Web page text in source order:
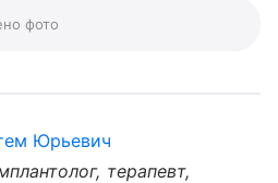
фото
Юрьевич
терапевт,